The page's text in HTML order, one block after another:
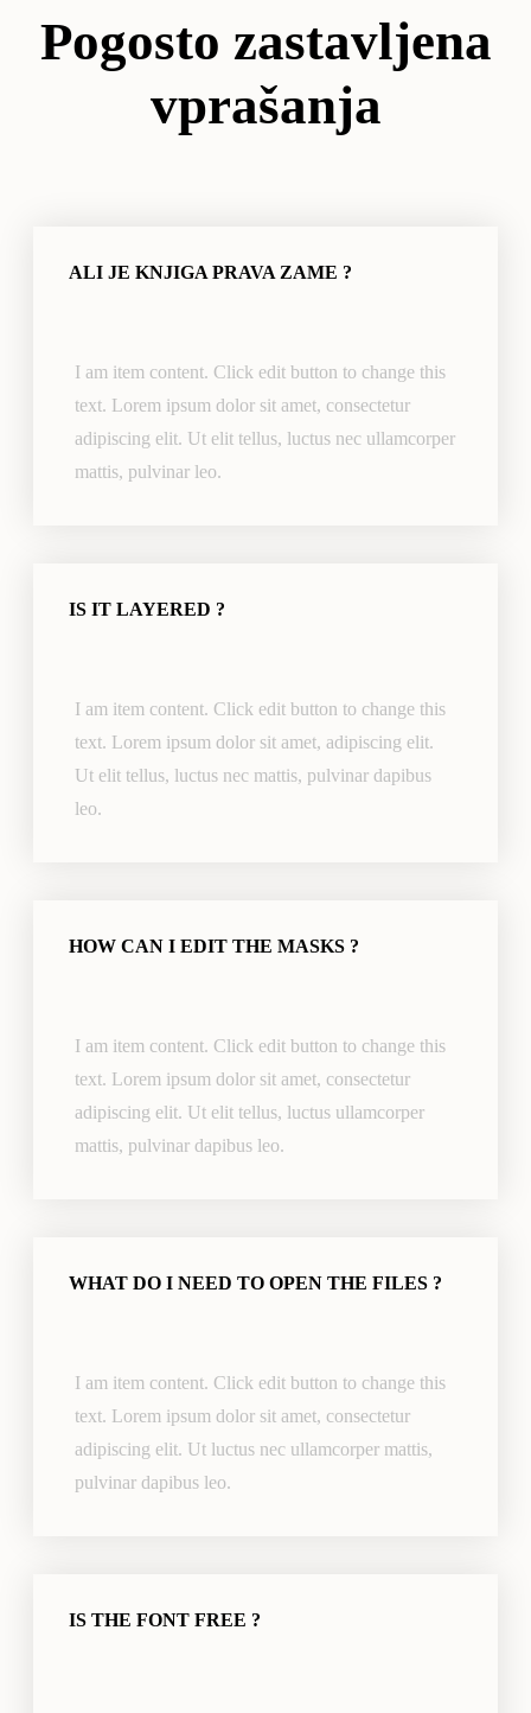
Pogosto zastavljena
vprašanja
ALI JE KNJIGA PRAVA ZAME ?
I am item content. Click edit button to change this
text. Lorem ipsum dolor sit amet, consectetur
adipiscing elit. Ut elit tellus, luctus nec ullamcorper
mattis, pulvinar leo.
IS IT LAYERED ?
I am item content. Click edit button to change this
text. Lorem ipsum dolor sit amet, adipiscing elit.
Ut elit tellus, luctus nec mattis, pulvinar dapibus
leo.
HOW CAN I EDIT THE MASKS ?
I am item content. Click edit button to change this
text. Lorem ipsum dolor sit amet, consectetur
adipiscing elit. Ut elit tellus, luctus ullamcorper
mattis, pulvinar dapibus leo.
WHAT DO I NEED TO OPEN THE FILES ?
I am item content. Click edit button to change this
text. Lorem ipsum dolor sit amet, consectetur
adipiscing elit. Ut luctus nec ullamcorper mattis,
pulvinar dapibus leo.
IS THE FONT FREE ?